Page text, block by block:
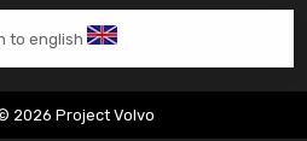
to english
2026 Project Volvo